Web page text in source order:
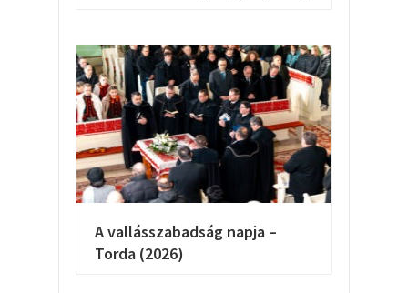
A vallásszabadság napja –
Torda (2026)